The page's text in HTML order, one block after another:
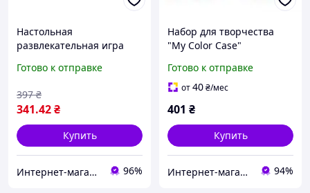
Настольная
развлекательная игра
Готово к отправке
341.42₴
397 ₴
Купить
Интернет-магазин "NOWA" - товары для всей семьи! 96%
Набор для творчества
"My Color Case"
Готово к отправке
от40₴/мес
401 ₴
Купить
Интернет-магазин серебряных украшений "Талисман" 94%